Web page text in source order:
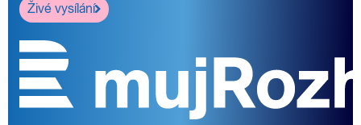
Živé vysílání